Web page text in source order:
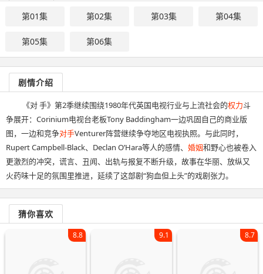
第01集 第02集 第03集 第04集
第05集 第06集
剧情介绍
《对 手》第2季继续围绕1980年代英国电视行业与上流社会的权力斗
争展开：Corinium电视台老板Tony Baddingham一边巩固自己的商业版
图，一边和竞争对手Venturer阵营继续争夺地区电视执照。与此同时，
Rupert Campbell-Black、Declan O’Hara等人的感情、 婚姻和野心也被卷入
更激烈的冲突，谎言、丑闻、出轨与报复不断升级，故事在华丽、放纵又
火药味十足的氛围里推进，延续了这部剧“狗血但上头”的戏剧张力。
猜你喜欢
8.8 9.1 8.7